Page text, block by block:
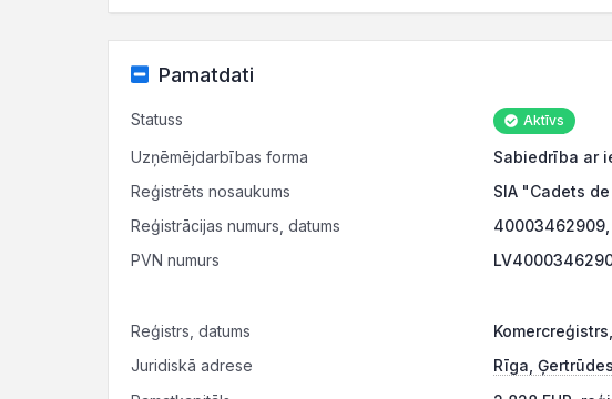
Pamatdati
Statuss Aktīvs
Uzņēmējdarbības forma
Sabiedrība ar
Reģistrēts nosaukums
SIA "Cadets
Reģistrācijas numurs, datums
40003462909,
PVN numurs
Reģistrs, datums
Juridiskā adrese
Rīga,